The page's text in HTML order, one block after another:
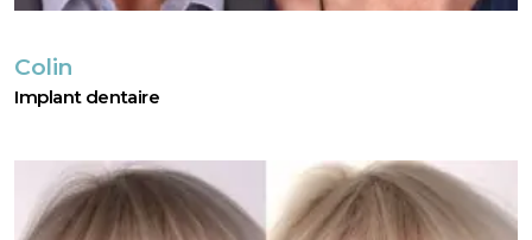
Colin
Implant dentaire